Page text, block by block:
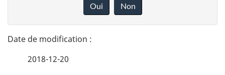
t
a
n
Oui Non
2018-12-20